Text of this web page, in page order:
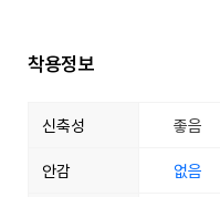
착용정보
신축성 좋음
안감 없음